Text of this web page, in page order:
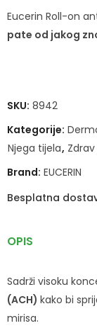
Eucerin Roll-on
pate od jakog
SKU: 8942
Kategorije:
Njega tijela,
Brand: EUCERIN
Besplatna
OPIS
Sadrži visoku
(ACH) kako bi
mirisa.